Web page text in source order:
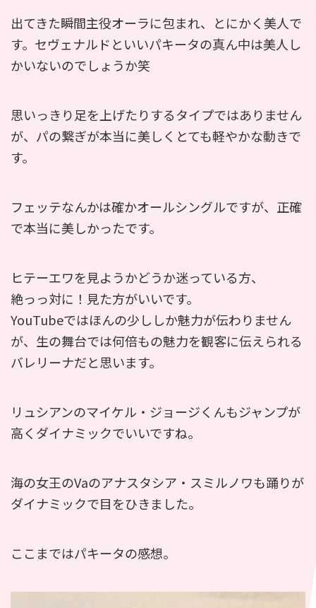
出てきた瞬間主役オーラに包まれ、とにかく美人で
す。セヴェナルドといいパキータの真ん中は美人し
かいないのでしょうか笑
思いっきり足を上げたりするタイプではありません
が、パの繋ぎが本当に美しくとても軽やかな動きで
す。
フェッテなんかは確かオールシングルですが、正確
で本当に美しかったです。
ヒテーエワを見ようかどうか迷っている方、
絶っっ対に！見た方がいいです。
YouTubeではほんの少ししか魅力が伝わりません
が、生の舞台では何倍もの魅力を観客に伝えられる
バレリーナだと思います。
リュシアンのマイケル・ジョージくんもジャンプが
高くダイナミックでいいですね。
海の女王のVaのアナスタシア・スミルノワも踊りが
ダイナミックで目をひきました。
ここまではパキータの感想。